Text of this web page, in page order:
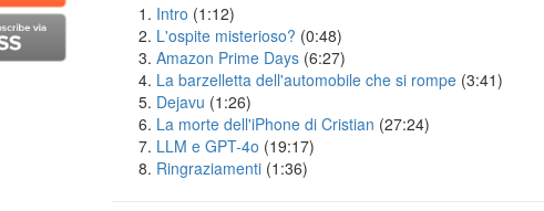
Intro (1:12)
L'ospite misterioso? (0:48)
Amazon Prime Days (6:27)
La barzelletta dell'automobile che si rompe (3:41)
Dejavu (1:26)
La morte dell'iPhone di Cristian (27:24)
LLM e GPT-4o (19:17)
Ringraziamenti (1:36)